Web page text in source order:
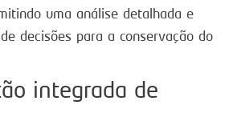
uma análise detalhada e
decisões para a conservação do
integrada de